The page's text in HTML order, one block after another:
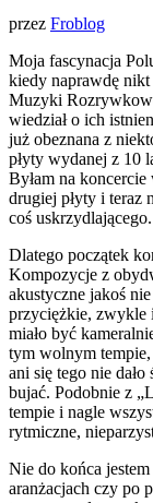
przez Froblog
Moja fascynacja
kiedy naprawdę nikt
Muzyki
wiedział o ich
już obeznana z
płyty wydanej z 10
Byłam na
drugiej płyty i teraz
coś uskrzydlającego.
Dlatego początek
Kompozycje z
akustyczne jakoś
przyciężkie, zwykle
miało być
tym wolnym
ani się tego nie
bujać. Podobnie z
tempie i nagle
rytmiczne,
Nie do końca
aranżacjach czy po